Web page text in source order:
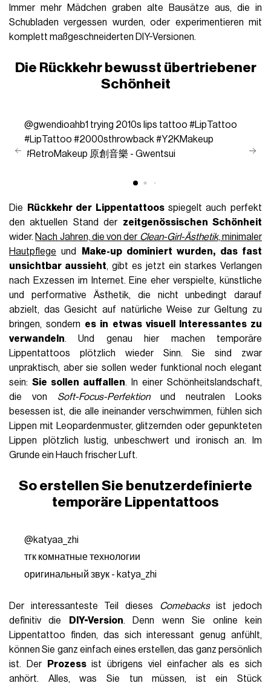
Immer mehr Mädchen graben alte Bausätze aus, die in
Schubladen vergessen wurden, oder experimentieren mit
komplett maßgeschneiderten DIY-Versionen.
Die Rückkehr bewusst übertriebener
Schönheit
@gwendioahb1 trying 2010s lips tattoo #LipTattoo
#LipTattoo #2000sthrowback #Y2KMakeup
#RetroMakeup 原創音樂 - Gwentsui
Die Rückkehr der Lippentattoosspiegelt auch perfekt
den aktuellen Stand der zeitgenössischen Schönheit
wider. Nach Jahren, die von der Clean-Girl-Ästhetik, minimaler
Hautpflege und
Make-up dominiert wurden, das fast
unsichtbar aussieht, gibt es jetzt ein starkes Verlangen
nach Exzessen im Internet. Eine eher verspielte, künstliche
und performative Ästhetik, die nicht unbedingt darauf
abzielt, das Gesicht auf natürliche Weise zur Geltung zu
bringen, sondern es in etwas visuell Interessantes zu
verwandeln. Und genau hier machen temporäre
Lippentattoos plötzlich wieder Sinn. Sie sind zwar
unpraktisch, aber sie sollen weder funktional noch elegant
sein:Sie sollen auffallen. In einer Schönheitslandschaft,
die von Soft-Focus-Perfektionund neutralen Looks
besessen ist, die alle ineinander verschwimmen, fühlen sich
Lippen mit Leopardenmuster, glitzernden oder gepunkteten
Lippen plötzlich lustig, unbeschwert und ironisch an. Im
Grunde ein Hauch frischer Luft.
So erstellen Sie benutzerdefinierte
temporäre Lippentattoos
@katyaa_zhi
тгк комнатные технологии
оригинальный звук - katya_zhi
Der interessanteste Teil dieses Comebacksist jedoch
definitiv die
DIY-Version. Denn wenn Sie online kein
Lippentattoo finden, das sich interessant genug anfühlt,
können Sie ganz einfach eines erstellen, das ganz persönlich
ist. Der
Prozessist übrigens viel einfacher als es sich
anhört. Alles, was Sie tun müssen, ist ein Stück